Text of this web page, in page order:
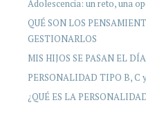
Adolescencia: un reto, una
QUÉ SON LOS
GESTIONARLOS
MIS HIJOS SE PASAN EL
PERSONALIDAD TIPO B, C
¿QUÉ ES LA